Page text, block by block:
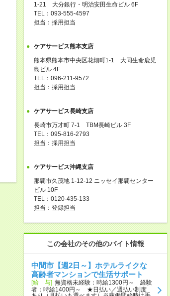
1-21 大分銀行・明治安田生命ビル 6F
TEL：093-555-4597
担当：採用担当
ケアサービス熊本支店
熊本県熊本市中央区花畑町1-1 大同生命鹿児
島ビル 4F
TEL：096-211-9572
担当：採用担当
ケアサービス長崎支店
長崎市万才町 7-1 TBM長崎ビル 3F
TEL：095-816-2793
担当：採用担当
ケアサービス沖縄支店
那覇市久茂地 1-12-12 ニッセイ那覇センター
ビル 10F
TEL：0120-435-133
担当：登録担当
この会社のその他のバイト情報
中間市【週2日～】ホテルライクな
高齢者マンションで生活サポート
[給 与] 無資格未経験：時給1300円～ 経験
者：時給1400円～ ★日払い／週払い制度